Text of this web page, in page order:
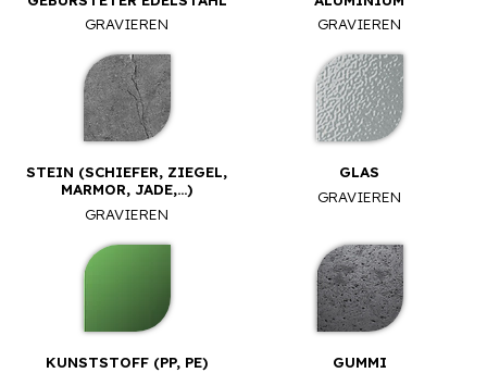
GRAVIEREN
GRAVIEREN
STEIN (SCHIEFER, ZIEGEL,
MARMOR, JADE,...)
GRAVIEREN
GLAS
GRAVIEREN
KUNSTSTOFF (PP, PE)
GUMMI